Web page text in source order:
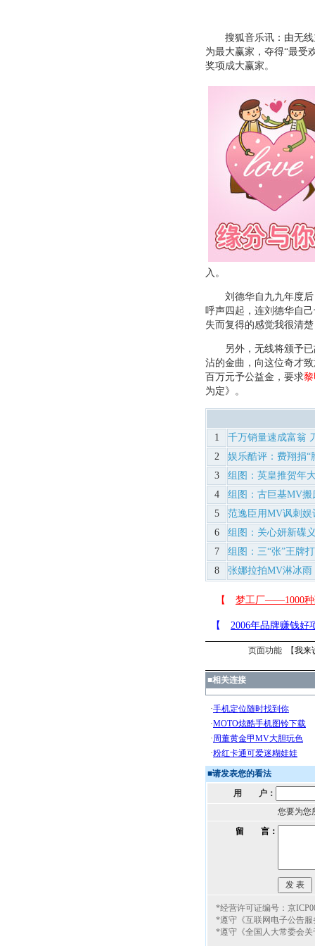
搜狐音乐讯：由无线
为最大赢家，夺得“最受
奖项成大赢家。
入。
刘德华自九九年度后
呼声四起，连刘德华自
失而复得的感觉我很清
另外，无线将颁予已
沾的金曲，向这位奇才
百万元予公益金，要求
为定》。
1
千万销量速成富翁
2
娱乐酷评：费翔捐“
3
组图：英皇推贺年
4
组图：古巨基MV搬
5
范逸臣用MV讽刺娱
6
组图：关心妍新碟
7
组图：三“张”王牌
8
张娜拉拍MV淋冰
页面功能 【我来
■相关连接
■请发表您的看法
用 户：
您要为您
留 言：
*经营许可证编号：京
*遵守《互联网电子公告
*遵守《全国人大常委会